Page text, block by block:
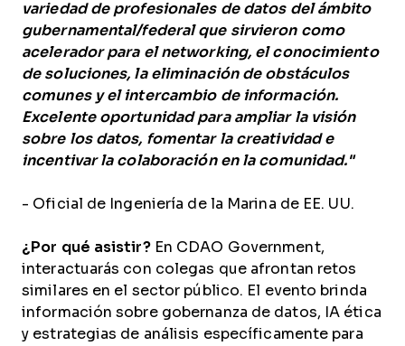
variedad de profesionales de datos del ámbito
gubernamental/federal que sirvieron como
acelerador para el networking, el conocimiento
de soluciones, la eliminación de obstáculos
comunes y el intercambio de información.
Excelente oportunidad para ampliar la visión
sobre los datos, fomentar la creatividad e
incentivar la colaboración en la comunidad."
- Oficial de Ingeniería de la Marina de EE. UU.
¿Por qué asistir?En CDAO Government,
interactuarás con colegas que afrontan retos
similares en el sector público. El evento brinda
información sobre gobernanza de datos, IA ética
y estrategias de análisis específicamente para